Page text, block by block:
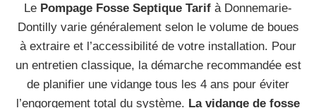
Le Pompage Fosse Septique Tarif à Donnemarie-
Dontilly varie généralement selon le volume de boues
à extraire et l’accessibilité de votre installation. Pour
un entretien classique, la démarche recommandée est
de planifier une vidange tous les 4 ans pour éviter
l’engorgement total du système. La vidange de fosse